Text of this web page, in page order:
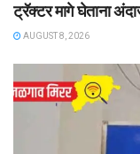
ट्रॅक्टर मागे घेताना
AUGUST 8, 2026